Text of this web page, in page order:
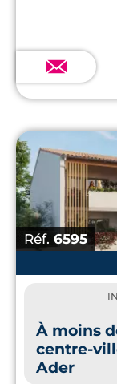
Réf. 6595
À moins
centre-
Ader